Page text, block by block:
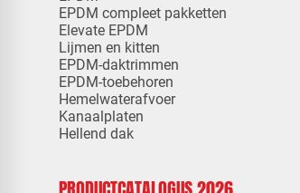
EPDM compleet pakketten
Elevate EPDM
Lijmen en kitten
EPDM-daktrimmen
EPDM-toebehoren
Hemelwaterafvoer
Kanaalplaten
Hellend dak